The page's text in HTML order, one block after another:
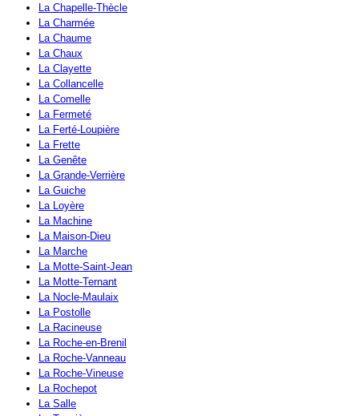
La Chapelle-Thècle
La Charmée
La Chaume
La Chaux
La Clayette
La Collancelle
La Comelle
La Fermeté
La Ferté-Loupière
La Frette
La Genête
La Grande-Verrière
La Guiche
La Loyère
La Machine
La Maison-Dieu
La Marche
La Motte-Saint-Jean
La Motte-Ternant
La Nocle-Maulaix
La Postolle
La Racineuse
La Roche-en-Brenil
La Roche-Vanneau
La Roche-Vineuse
La Rochepot
La Salle